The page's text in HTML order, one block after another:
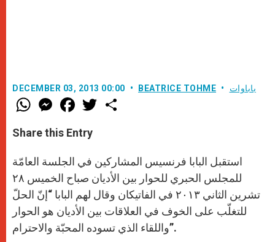
DECEMBER 03, 2013 00:00 BEATRICE TOHME باباوات
W
h
t
s
p
p
M
e
s
e
g
e
r
F
a
e
b
k
w
Share this Entry
استقبل البابا فرنسيس المشاركين في الجلسة العامّة
للمجلس الحبري للحوار بين الأديان صباح الخميس ٢٨
تشرين الثاني ٢٠١٣ في الفاتيكان وقال لهم البابا “إنّ الحلّ
للتغلّب على الخوف في العلاقات بين الأديان هو الحوار
واللقاء الذي تسوده المحبّة والاحترام”.